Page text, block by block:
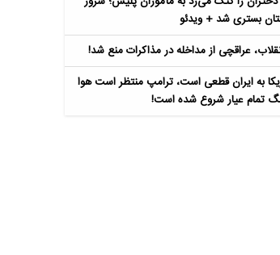
بستری شد + ویدئو
عراقچی از مداخله در مذاکرات منع شد!
به ایران قطعی است، ترامپ منتظر است هوا
تمام عیار شروع شده است!